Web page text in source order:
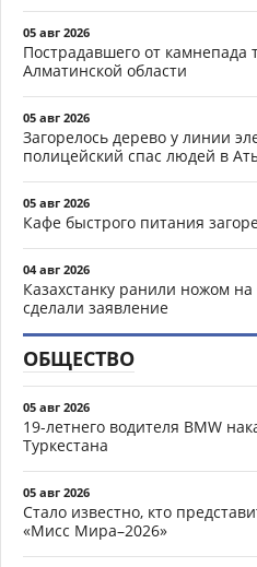
05 авг 2026
Пострадавшего от камнепада
Алматинской области
05 авг 2026
Загорелось дерево у линии
полицейский спас людей в
05 авг 2026
Кафе быстрого питания
04 авг 2026
Казахстанку ранили ножом
сделали заявление
ОБЩЕСТВО
05 авг 2026
19-летнего водителя BMW
Туркестана
05 авг 2026
Стало известно, кто
«Мисс Мира–2026»